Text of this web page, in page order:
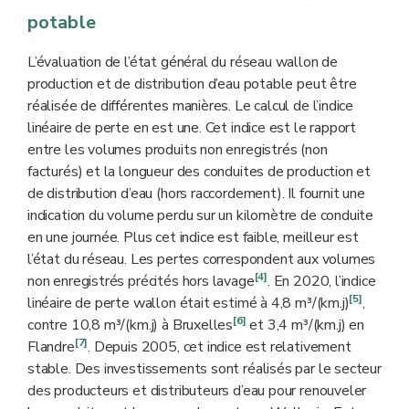
les volumes perdus
potable
L’évaluation de l’état général du réseau wallon de
production et de distribution d’eau potable peut être
réalisée de différentes manières. Le calcul de l’indice
linéaire de perte en est une. Cet indice est le rapport
entre les volumes produits non enregistrés (non
facturés) et la longueur des conduites de production et
de distribution d’eau (hors raccordement). Il fournit une
indication du volume perdu sur un kilomètre de conduite
en une journée. Plus cet indice est faible, meilleur est
l’état du réseau. Les pertes correspondent aux volumes
non enregistrés précités hors lavage[4]. En 2020, l’indice
linéaire de perte wallon était estimé à 4,8 m³/(km.j)[5],
contre 10,8 m³/(km.j) à Bruxelles[6] et 3,4 m³/(km.j) en
Flandre[7]. Depuis 2005, cet indice est relativement
stable. Des investissements sont réalisés par le secteur
des producteurs et distributeurs d’eau pour renouveler